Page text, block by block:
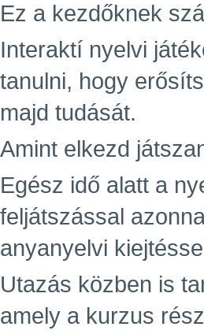
Ez a kezdőknek
Interaktí nyelvi
tanulni, hogy
majd tudását.
Amint elkezd
Egész idő alatt a
feljátszással
anyanyelvi
Utazás közben is
amely a kurzus